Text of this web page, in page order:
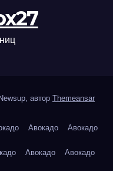
автор Themeansar
Авокадо Авокадо
Авокадо Авокадо